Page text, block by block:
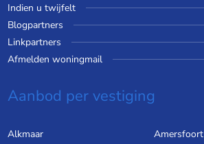
Indien u twijfelt
Blogpartners
Linkpartners
Afmelden woningmail
Aanbod per vestiging
Alkmaar
Amersfoort